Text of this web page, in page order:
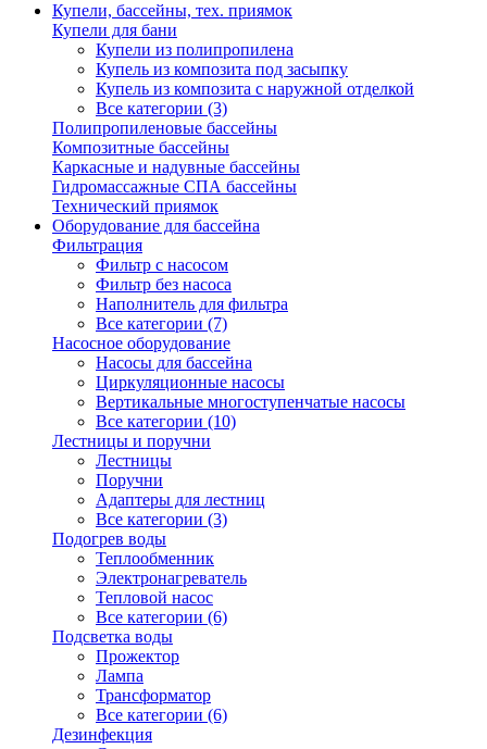
Купели, бассейны, тех. приямок
Купели для бани
Купели из полипропилена
Купель из композита под засыпку
Купель из композита с наружной отделкой
Все категории (3)
Полипропиленовые бассейны
Композитные бассейны
Каркасные и надувные бассейны
Гидромассажные СПА бассейны
Технический приямок
Оборудование для бассейна
Фильтрация
Фильтр с насосом
Фильтр без насоса
Наполнитель для фильтра
Все категории (7)
Насосное оборудование
Насосы для бассейна
Циркуляционные насосы
Вертикальные многоступенчатые насосы
Все категории (10)
Лестницы и поручни
Лестницы
Поручни
Адаптеры для лестниц
Все категории (3)
Подогрев воды
Теплообменник
Электронагреватель
Тепловой насос
Все категории (6)
Подсветка воды
Прожектор
Лампа
Трансформатор
Все категории (6)
Дезинфекция